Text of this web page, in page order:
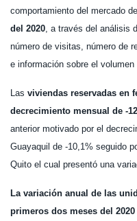
comportamiento del mercado
del 2020, a través del análisis
número de visitas, número de
e información sobre el
Las viviendas reservadas en
decrecimiento mensual de -
anterior motivado por el
Guayaquil de -10,1% seguido
Quito el cual presentó una
La variación anual de las
primeros dos meses del